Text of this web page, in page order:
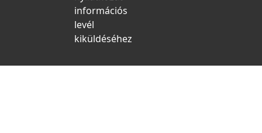
információs
levél
kiküldéséhez